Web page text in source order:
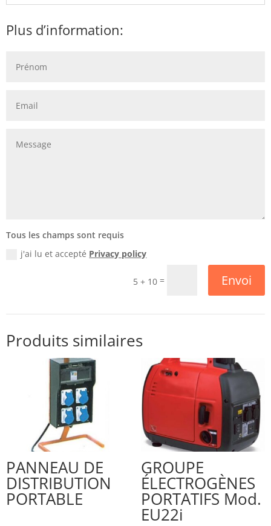
Plus d’information:
Tous les champs sont requis
j'ai lu et accepté Privacy policy
5 + 10 = Envoi
Produits similaires
PANNEAU DE
DISTRIBUTION
PORTABLE
GROUPE
ÉLECTROGÈNES
PORTATIFS Mod.
EU22i